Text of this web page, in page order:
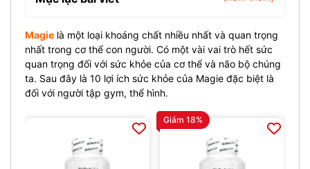
Magie là một loại khoáng chất nhiều nhất và quan trọng
nhất trong cơ thể con người. Có một vài vai trò hết sức
quan trọng đối với sức khỏe của cơ thể và não bộ chúng
ta. Sau đây là 10 lợi ích sức khỏe của Magie đặc biệt là
đối với người tập gym, thể hình.
Giảm 18%